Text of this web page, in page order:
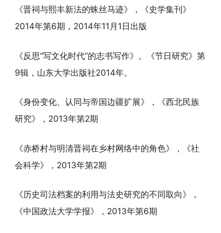
《晋祠与熙丰新法的蛛丝马迹》，《史学集刊》
2014年第6期，2014年11月1日出版
《反思“写文化时代”的志书写作》。《节日研究》第
9辑，山东大学出版社2014年。
《身份变化、认同与帝国边疆扩展》，《西北民族
研究》，2013年第2期
《赤桥村与明清晋祠在乡村网络中的角色》，《社
会科学》，2013年第2期
《历史司法档案的利用与法史研究的不同取向》，
《中国政法大学学报》，2013年第6期